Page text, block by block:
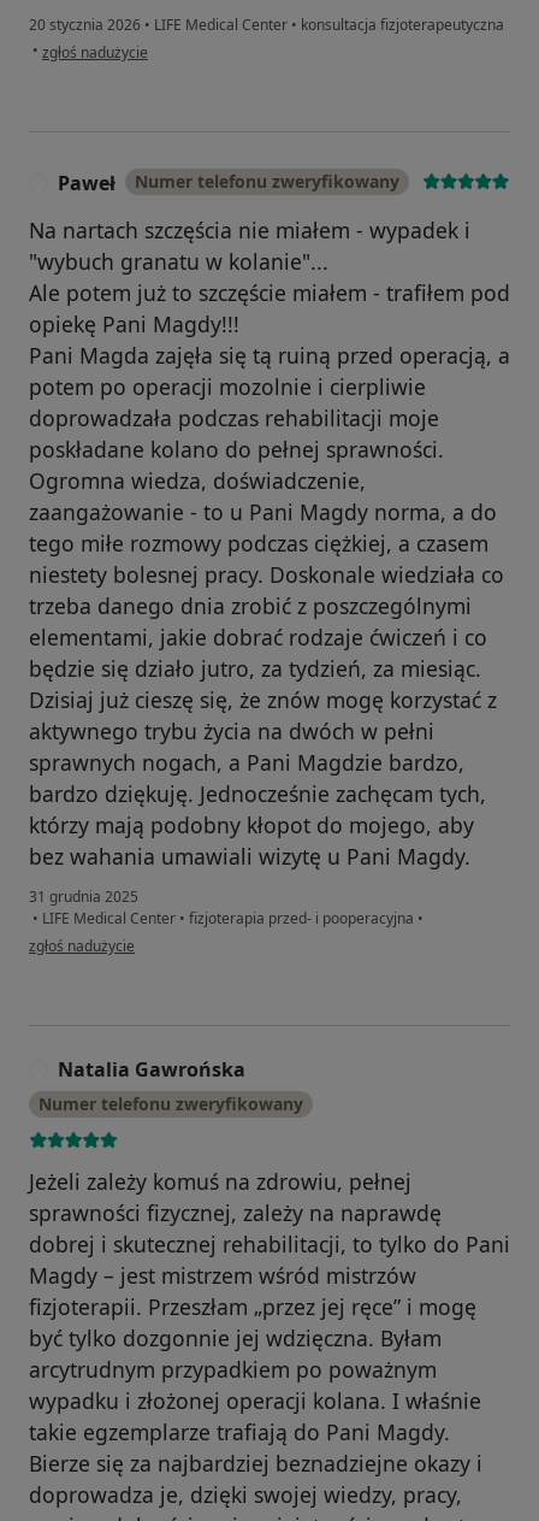
20 stycznia 2026 • LIFE Medical Center • konsultacja fizjoterapeutyczna
• w opinii użytkownika Edyta
zgłoś nadużycie
Paweł Numer telefonu zweryfikowany
Na nartach szczęścia nie miałem - wypadek i
"wybuch granatu w kolanie"...
Ale potem już to szczęście miałem - trafiłem pod
opiekę Pani Magdy!!!
Pani Magda zajęła się tą ruiną przed operacją, a
potem po operacji mozolnie i cierpliwie
doprowadzała podczas rehabilitacji moje
poskładane kolano do pełnej sprawności.
Ogromna wiedza, doświadczenie,
zaangażowanie - to u Pani Magdy norma, a do
tego miłe rozmowy podczas ciężkiej, a czasem
niestety bolesnej pracy. Doskonale wiedziała co
trzeba danego dnia zrobić z poszczególnymi
elementami, jakie dobrać rodzaje ćwiczeń i co
będzie się działo jutro, za tydzień, za miesiąc.
Dzisiaj już cieszę się, że znów mogę korzystać z
aktywnego trybu życia na dwóch w pełni
sprawnych nogach, a Pani Magdzie bardzo,
bardzo dziękuję. Jednocześnie zachęcam tych,
którzy mają podobny kłopot do mojego, aby
bez wahania umawiali wizytę u Pani Magdy.
31 grudnia 2025
• LIFE Medical Center • fizjoterapia przed- i pooperacyjna •
w opinii użytkownika Paweł
zgłoś nadużycie
Natalia Gawrońska
Numer telefonu zweryfikowany
Jeżeli zależy komuś na zdrowiu, pełnej
sprawności fizycznej, zależy na naprawdę
dobrej i skutecznej rehabilitacji, to tylko do Pani
Magdy – jest mistrzem wśród mistrzów
fizjoterapii. Przeszłam „przez jej ręce” i mogę
być tylko dozgonnie jej wdzięczna. Byłam
arcytrudnym przypadkiem po poważnym
wypadku i złożonej operacji kolana. I właśnie
takie egzemplarze trafiają do Pani Magdy.
Bierze się za najbardziej beznadziejne okazy i
doprowadza je, dzięki swojej wiedzy, pracy,